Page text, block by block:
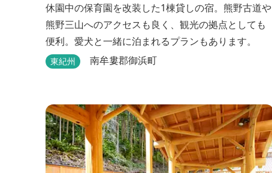
休園中の保育園を改装した1棟貸しの宿。熊野古道や
熊野三山へのアクセスも良く、観光の拠点としても
便利。愛犬と一緒に泊まれるプランもあります。
東紀州 南牟婁郡御浜町